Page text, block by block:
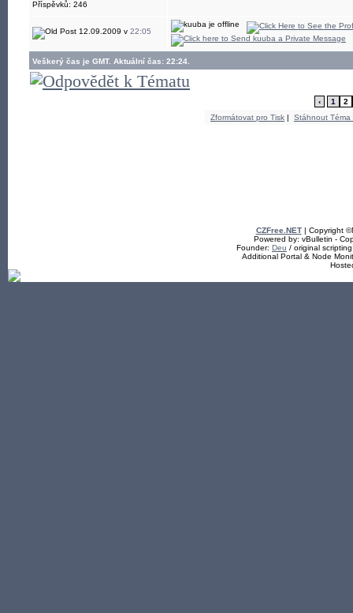
Příspěvků: 246
12.09.2009 v 22:05
Veškerý čas je GMT. Aktuální čas: 22:24.
‹ 1
2
Zformátovat pro Tisk | Stáhnout Téma
CZFree.NET| Copyright
Powered by: vBulletin -
Founder: Deu / original
Additional Portal & Node